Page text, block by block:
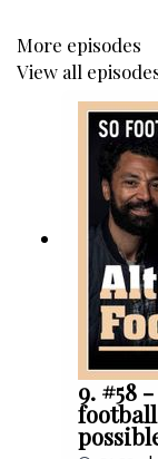
More episodes
View all
9. #58